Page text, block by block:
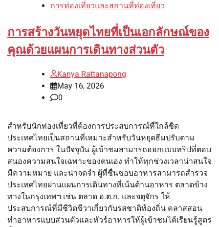
การท่องเที่ยวและสถานที่ท่องเที่ยว
การสร้างวันหยุดไทยที่เป็นเอกลักษณ์ของ
คุณด้วยแผนการเดินทางส่วนตัว
Kanya Rattanapong
May 16, 2026
0
สำหรับนักท่องเที่ยวที่ต้องการประสบการณ์ที่ใกล้ชิด
ประเทศไทยเป็นสถานที่เหมาะสำหรับวันหยุดธีมปรับตาม
ความต้องการ ในปัจจุบัน ผู้เข้าชมสามารถออกแบบทริปที่ตอบ
สนองความสนใจเฉพาะของตนเอง ทำให้ทุกช่วงเวลาน่าสนใจ
มีความหมาย และน่าจดจำ ผู้ที่ชื่นชอบอาหารสามารถสำรวจ
ประเทศไทยผ่านแผนการเดินทางที่เน้นด้านอาหาร ตลาดข้าง
ทางในกรุงเทพฯ เช่น ตลาด อ.ต.ก. และจตุจักร ให้
ประสบการณ์ที่มีชีวิตชีวาเกี่ยวกับรสชาติท้องถิ่น คลาสสอน
ทำอาหารแบบส่วนตัวและทัวร์อาหารให้ผู้เข้าชมได้เรียนรู้สูตร